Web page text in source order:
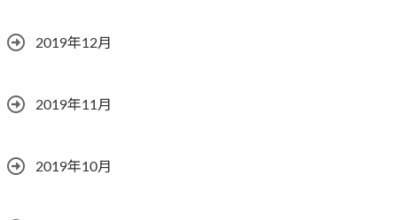
2019年12月
2019年11月
2019年10月